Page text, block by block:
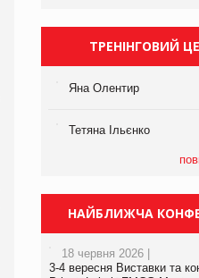
ТРЕНІНГОВИЙ
Яна Олентир
Тетяна Ільєнко
НАЙБЛИЖЧА
18 червня 2026 |
3-4 вересня Виставки та